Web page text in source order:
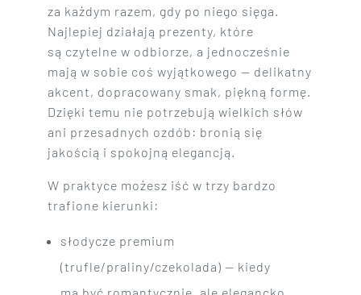
za każdym razem, gdy po niego sięga.
Najlepiej działają prezenty, które
są czytelne w odbiorze, a jednocześnie
mają w sobie coś wyjątkowego — delikatny
akcent, dopracowany smak, piękną formę.
Dzięki temu nie potrzebują wielkich słów
ani przesadnych ozdób: bronią się
jakością i spokojną elegancją.
W praktyce możesz iść w trzy bardzo
trafione kierunki:
słodycze premium
(trufle/praliny/czekolada) — kiedy